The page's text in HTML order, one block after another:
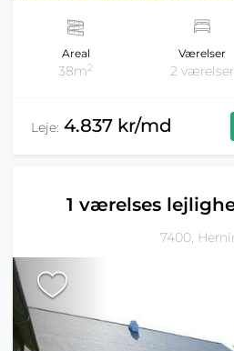
Areal
38m2
Værelser
2 værelser
Leje: 4.837 kr/md
1 værelses
7400,